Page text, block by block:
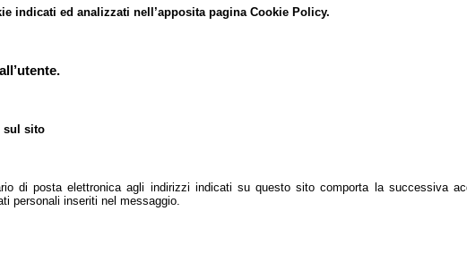
indicati ed analizzati nell’apposita pagina Cookie Policy.
sul sito
di posta elettronica agli indirizzi indicati su questo sito comporta la successiva
personali inseriti nel messaggio.